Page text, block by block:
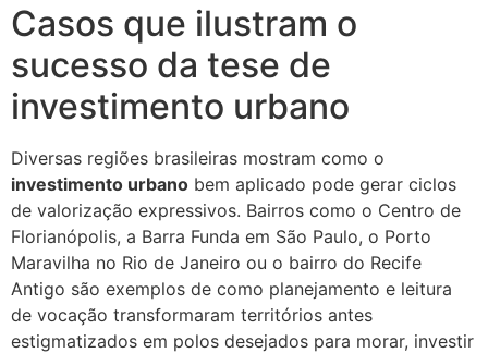
Casos que ilustram o
sucesso da tese de
investimento urbano
Diversas regiões brasileiras mostram como o
investimento urbano bem aplicado pode gerar ciclos
de valorização expressivos. Bairros como o Centro de
Florianópolis, a Barra Funda em São Paulo, o Porto
Maravilha no Rio de Janeiro ou o bairro do Recife
Antigo são exemplos de como planejamento e leitura
de vocação transformaram territórios antes
estigmatizados em polos desejados para morar, investir